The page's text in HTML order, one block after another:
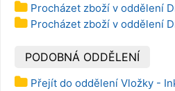
Procházet zboží v oddělení
Procházet zboží v oddělení
PODOBNÁ ODDĚLENÍ
Přejít do oddělení Vložky -